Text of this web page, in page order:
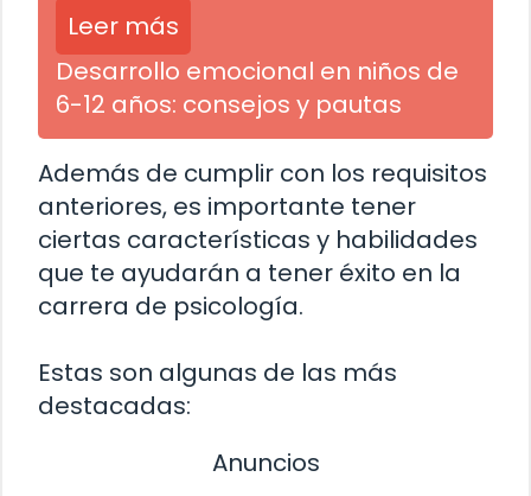
Leer más
Desarrollo emocional en niños de
6-12 años: consejos y pautas
Además de cumplir con los requisitos
anteriores, es importante tener
ciertas características y habilidades
que te ayudarán a tener éxito en la
carrera de psicología.
Estas son algunas de las más
destacadas:
Anuncios